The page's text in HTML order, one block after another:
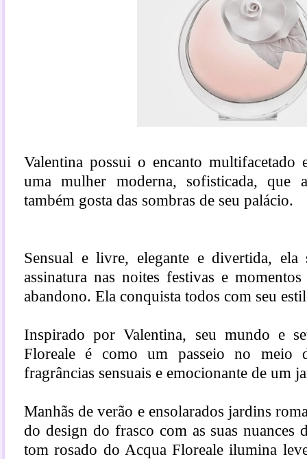
Valentina possui o encanto multifacetado
uma mulher moderna, sofisticada, que
também gosta das sombras de seu palácio.
Sensual e livre, elegante e divertida,
assinatura nas noites festivas e
abandono. Ela conquista todos com seu
Inspirado por Valentina, seu mundo e
Floreale é como um passeio no meio
fragrâncias sensuais e emocionante de um
Manhãs de verão e ensolarados jardins
do design do frasco com as suas nuances
tom rosado do Acqua Floreale ilumina